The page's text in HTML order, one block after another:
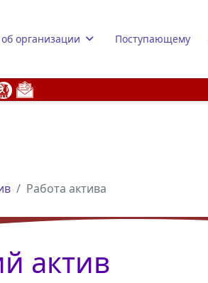
организации Поступающему
Работа актива
актив